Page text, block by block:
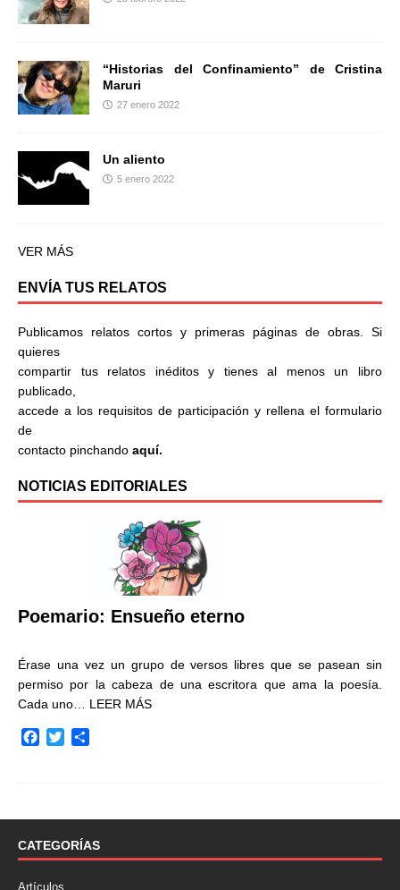
“Historias del Confinamiento” de Cristina
Maruri
27 enero 2022
Un aliento
5 enero 2022
VER MÁS
ENVÍA TUS RELATOS
Publicamos relatos cortos y primeras páginas de obras. Si
quieres
compartir tus relatos inéditos y tienes al menos un libro
publicado,
accede a los requisitos de participación y rellena el formulario
de
contacto pinchando aquí.
NOTICIAS EDITORIALES
Poemario: Ensueño eterno
Érase una vez un grupo de versos libres que se pasean sin
permiso por la cabeza de una escritora que ama la poesía.
Cada uno… LEER MÁS
o
k
r
t
i
CATEGORÍAS
Artículos